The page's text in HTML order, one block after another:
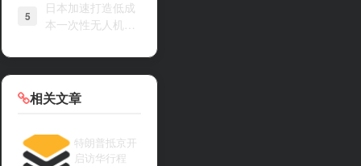
5
日本加速打造低成
本一次性无人机战
相关文章
特朗普抵京开
启访华行程